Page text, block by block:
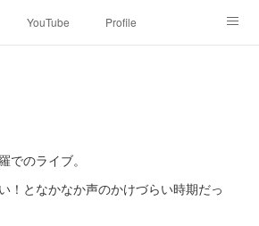
YouTube Profile
でのライブ。
！となかなか声のかけづらい時期だっ